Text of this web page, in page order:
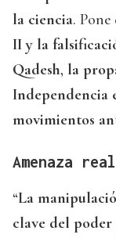
la ciencia.
II y la
Qadesh, la
Independencia
movimientos
Amenaza real
“La
clave del